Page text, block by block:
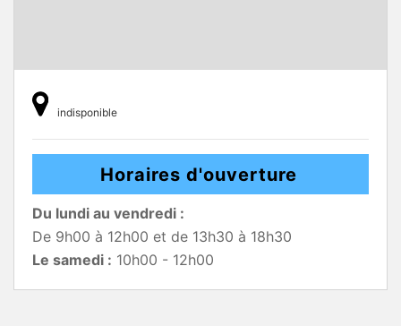
indisponible
Horaires d'ouverture
Du lundi au vendredi :
De 9h00 à 12h00 et de 13h30 à 18h30
Le samedi : 10h00 - 12h00